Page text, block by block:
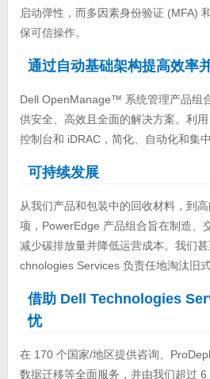
启动弹性，而多因素身份验证 (MFA)
保可信操作。
通过自动基础架构提高效率
Dell OpenManage™ 系统管理产品组
供安全、高效且全面的解决方案。利
控制台和 iDRAC，简化、自动化和集
可持续发展
从我们产品和包装中的回收材料，到
项，PowerEdge 产品组合旨在制造、
减少碳排放量并降低运营成本。我们
chnologies Services 负责任地淘汰旧式
借助 Dell Technologies
忧
在 170 个国家/地区提供咨询、
数据迁移等全面服务，并由我们超过